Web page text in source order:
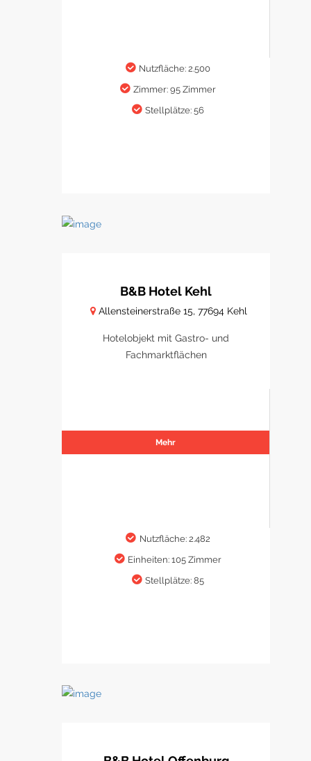
Nutzfläche: 2.500
Zimmer: 95 Zimmer
Stellplätze: 56
B&B Hotel Kehl
Allensteinerstraße 15, 77694 Kehl
Hotelobjekt mit Gastro- und
Fachmarktflächen
Mehr
Nutzfläche: 2.482
Einheiten: 105 Zimmer
Stellplätze: 85